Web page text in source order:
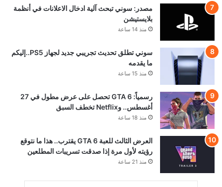
مصدر: سوني تبحث آلية ادخال الاعلانات في أنظمة
بلايستيشن
منذ 14 ساعة
سوني تطلق تحديث تجريبي جديد لجهاز PS5..إليكم
ما يقدمه
منذ 15 ساعة
رسمياً: GTA 6 تحصل على عرض مطول في 27
أغسطس.. وNetflix تخطف السبق
منذ 18 ساعة
العرض الثالث للعبة GTA 6 يقترب.. هذا ما نتوقع
رؤيته لأول مرة إذا صدقت تسريبات المطلعين
منذ 21 ساعة